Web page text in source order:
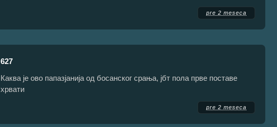
pre 2 meseca
627
Каква је ово папазјанија од босанског срања, јбт пола прве поставе
хрвати
pre 2 meseca